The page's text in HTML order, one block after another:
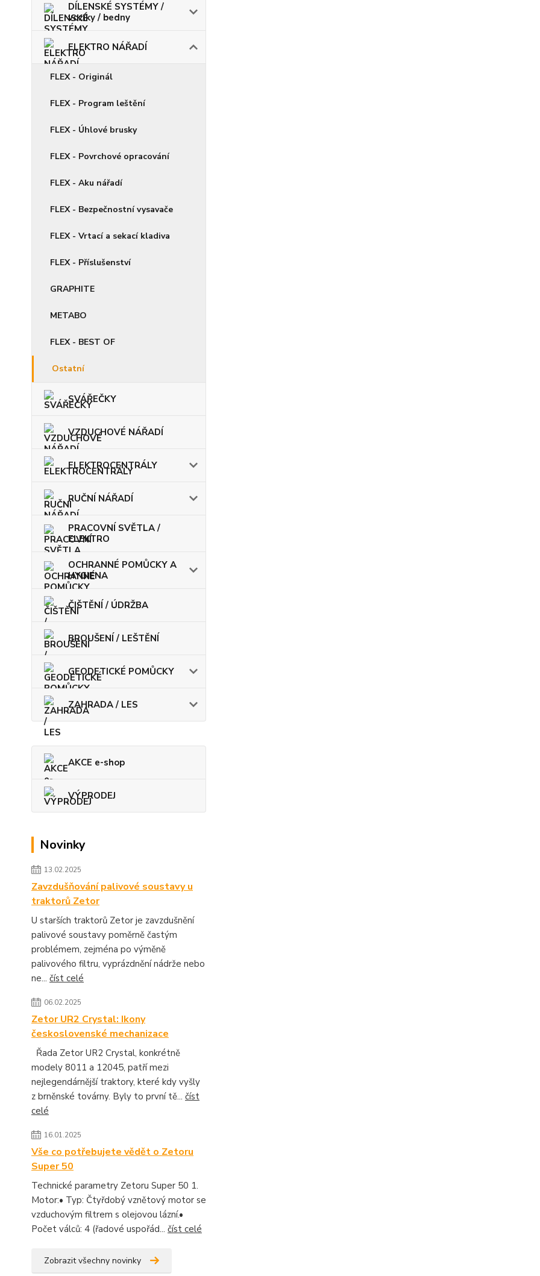
DÍLENSKÉ SYSTÉMY /
vozíky / bedny
ELEKTRO NÁŘADÍ
FLEX - Originál
FLEX - Program leštění
FLEX - Úhlové brusky
FLEX - Povrchové opracování
FLEX - Aku nářadí
FLEX - Bezpečnostní vysavače
FLEX - Vrtací a sekací kladiva
FLEX - Příslušenství
GRAPHITE
METABO
FLEX - BEST OF
Ostatní
SVÁŘEČKY
VZDUCHOVÉ NÁŘADÍ
ELEKTROCENTRÁLY
RUČNÍ NÁŘADÍ
PRACOVNÍ SVĚTLA /
ELEKTRO
OCHRANNÉ POMŮCKY A
HYGIENA
ČIŠTĚNÍ / ÚDRŽBA
BROUŠENÍ / LEŠTĚNÍ
GEODETICKÉ POMŮCKY
ZAHRADA / LES
AKCE e-shop
VÝPRODEJ
Novinky
13.02.2025
Zavzdušňování palivové soustavy u
traktorů Zetor
U starších traktorů Zetor je zavzdušnění
palivové soustavy poměrně častým
problémem, zejména po výměně
palivového filtru, vyprázdnění nádrže nebo
ne... číst celé
06.02.2025
Zetor UR2 Crystal: Ikony
československé mechanizace
Řada Zetor UR2 Crystal, konkrétně
modely 8011 a 12045, patří mezi
nejlegendárnější traktory, které kdy vyšly
z brněnské továrny. Byly to první tě... číst
celé
16.01.2025
Vše co potřebujete vědět o Zetoru
Super 50
Technické parametry Zetoru Super 50 1.
Motor:• Typ: Čtyřdobý vznětový motor se
vzduchovým filtrem s olejovou lázní.•
Počet válců: 4 (řadové uspořád... číst celé
Zobrazit všechny novinky